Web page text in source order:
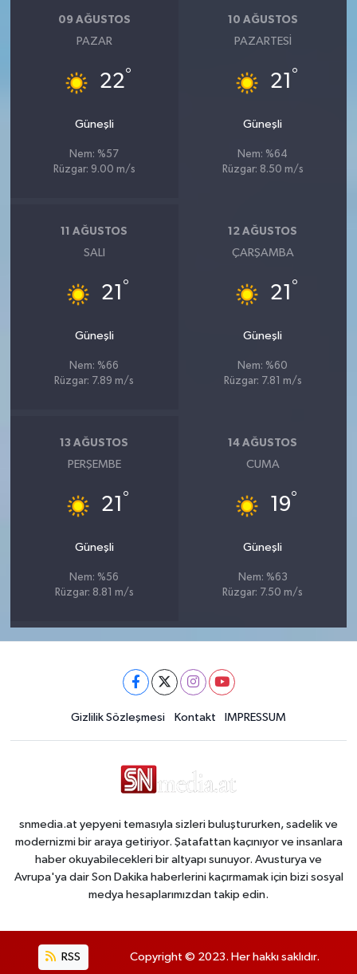
09 AĞUSTOS
PAZAR
22°
Güneşli
Nem: %57
Rüzgar: 9.00 m/s
10 AĞUSTOS
PAZARTESI
21 °
Güneşli
Nem: %64
Rüzgar: 8.50 m/s
11 AĞUSTOS
SALI
21 °
Güneşli
Nem: %66
Rüzgar: 7.89 m/s
12 AĞUSTOS
ÇARŞAMBA
21 °
Güneşli
Nem: %60
Rüzgar: 7.81 m/s
13 AĞUSTOS
PERŞEMBE
21 °
Güneşli
Nem: %56
Rüzgar: 8.81 m/s
14 AĞUSTOS
CUMA
19°
Güneşli
Nem: %63
Rüzgar: 7.50 m/s
Gizlilik Sözleşmesi Kontakt IMPRESSUM
snmedia.at yepyeni temasıyla sizleri buluştururken, sadelik ve
modernizmi bir araya getiriyor. Şatafattan kaçınıyor ve insanlara
haber okuyabilecekleri bir altyapı sunuyor. Avusturya ve
Avrupa'ya dair Son Dakika haberlerini kaçırmamak için bizi sosyal
medya hesaplarımızdan takip edin.
RSS Copyright © 2023. Her hakkı saklıdır.